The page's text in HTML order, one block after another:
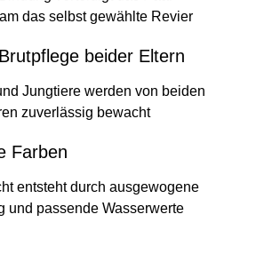
das selbst gewählte Revier
beider Eltern
Jungtiere werden von beiden
zuverlässig bewacht
Farben
entsteht durch ausgewogene
und passende Wasserwerte